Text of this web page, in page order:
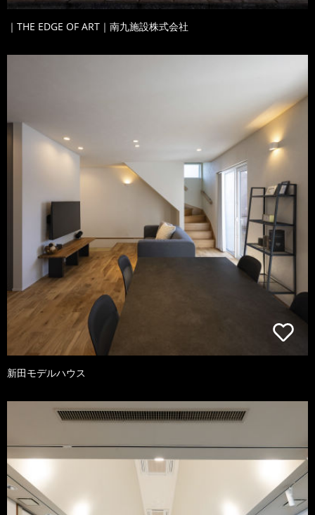
｜THE EDGE OF ART｜南九施設株式会社
新田モデルハウス